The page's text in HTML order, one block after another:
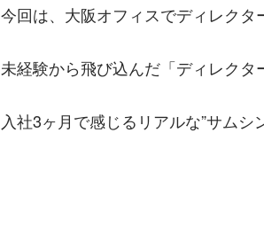
今回は、大阪オフィスでディレクタ
未経験から飛び込んだ「ディレクタ
入社3ヶ月で感じるリアルな”サムシ